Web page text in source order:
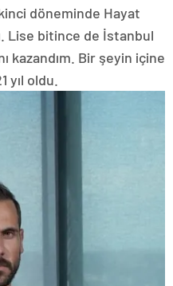
döneminde Hayat
Lise bitince de İstanbul
kazandım. Bir şeyin içine
yıl oldu.